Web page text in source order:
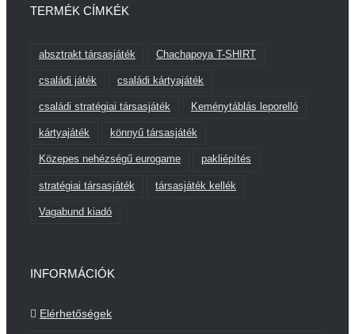
TERMÉK CÍMKÉK
absztrakt társasjáték Chachapoya T-SHIRT
családi játék családi kártyajáték
családi stratégiai társasjáték Keménytáblás leporelló
kártyajáték könnyű társasjáték
Közepes nehézségű eurogame pakliépítés
stratégiai társasjáték társasjáték kellék
Vagabund kiadó
INFORMÁCIÓK
Elérhetőségek